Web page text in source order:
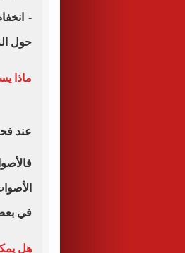
-
حول
ماذا
عند
في
هل